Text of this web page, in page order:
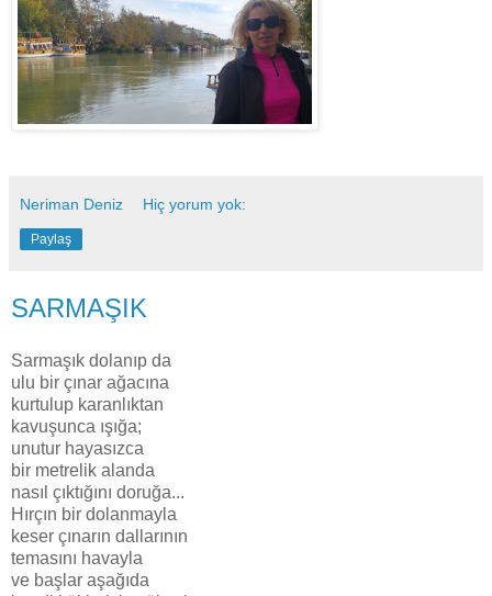
Neriman Deniz Hiç yorum yok:
Paylaş
SARMAŞIK
Sarmaşık dolanıp da
ulu bir çınar ağacına
kurtulup karanlıktan
kavuşunca ışığa;
unutur hayasızca
bir metrelik alanda
nasıl çıktığını doruğa...
Hırçın bir dolanmayla
keser çınarın dallarının
temasını havayla
ve başlar aşağıda